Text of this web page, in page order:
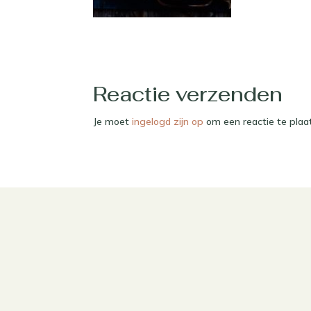
Reactie verzenden
Je moetingelogd zijn op om een reactie te